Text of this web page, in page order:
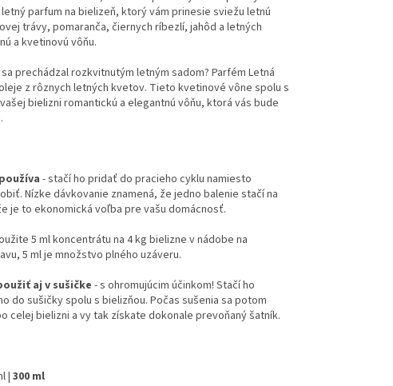
parfum na bielizeň, ktorý vám prinesie sviežu letnú
trávy, pomaranča, čiernych ríbezlí, jahôd a letných
a kvetinovú vôňu.
prechádzal rozkvitnutým letným sadom? Parfém Letná
z rôznych letných kvetov. Tieto kvetinové vône spolu s
bielizni romantickú a elegantnú vôňu, ktorá vás bude
- stačí ho pridať do pracieho cyklu namiesto
Nízke dávkovanie znamená, že jedno balenie stačí na
je to ekonomická voľba pre vašu domácnosť.
5 ml koncentrátu na 4 kg bielizne v nádobe na
5 ml je množstvo plného uzáveru.
aj v sušičke- s ohromujúcim účinkom! Stačí ho
do sušičky spolu s bielizňou. Počas sušenia sa potom
celej bielizni a vy tak získate dokonale prevoňaný šatník.
|300 ml